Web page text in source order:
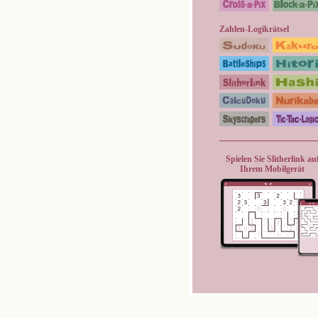
Zahlen-Logikrätsel
Spielen Sie Slitherlink
Ihrem Mobilgerät